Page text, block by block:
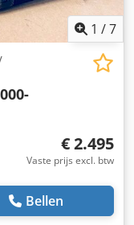
1 /7
€ 2.495
Vaste prijs excl. btw
Bellen